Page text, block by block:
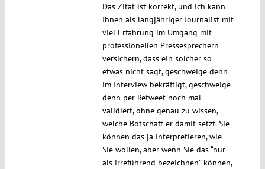
Das Zitat ist korrekt, und ich kann
Ihnen als langjähriger Journalist mit
viel Erfahrung im Umgang mit
professionellen Pressesprechern
versichern, dass ein solcher so
etwas nicht sagt, geschweige denn
im Interview bekräftigt, geschweige
denn per Retweet noch mal
validiert, ohne genau zu wissen,
welche Botschaft er damit setzt. Sie
können das ja interpretieren, wie
Sie wollen, aber wenn Sie das “nur
als irreführend bezeichnen” können,